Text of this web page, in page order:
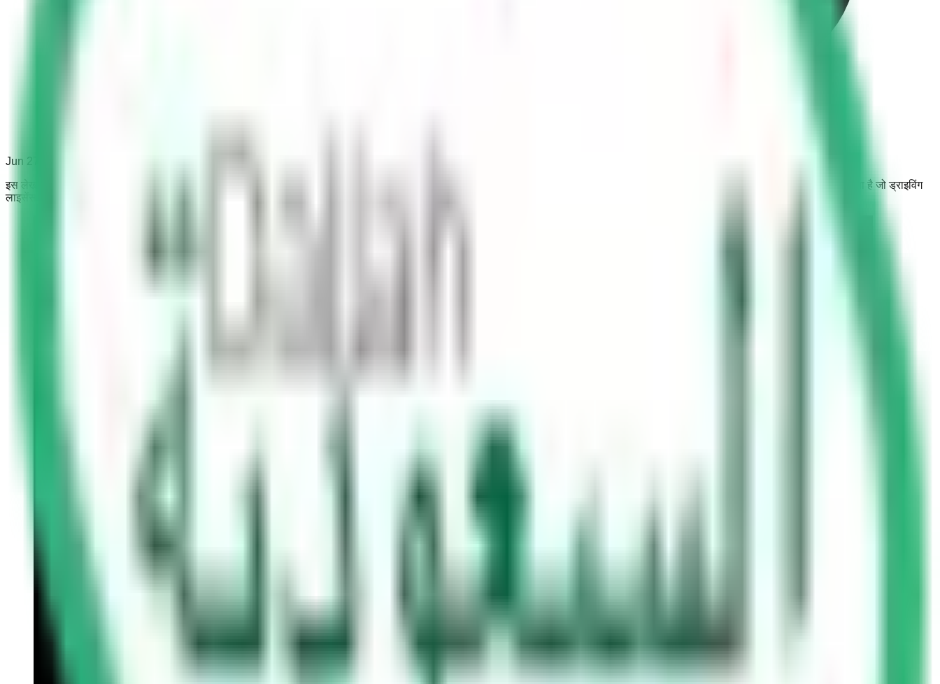
Jun 27, 2020
इस लेख में, आपको सऊदी ट्रैफ़िक जुर्माना सूची मिलेगी। सऊदी ट्रैफ़िक जुर्माना, उल्लंघन और जुर्माना कठोर है। ट्रैफ़िक नियमों और निर्देशों का पालन करना उन कार्यों में शामिल होने से बचने के लिए एक प्रमुख पूर्व-आवश्यकता है जो ड्राइविंग
लाइसेंस को निलंबित करने और ड्राइवर को ड्राइविंग से अयोग्य घोषित कर सकते हैं।